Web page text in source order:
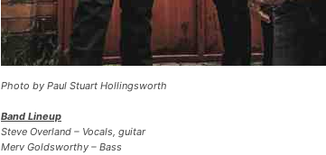
Photo by Paul Stuart Hollingsworth
Band Lineup
Steve Overland – Vocals, guitar
Merv Goldsworthy – Bass